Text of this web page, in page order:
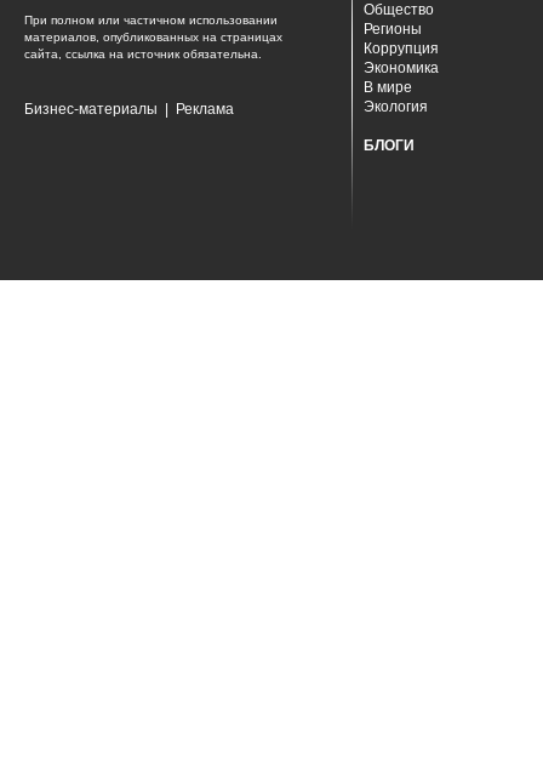
При полном или частичном использовании
материалов, опубликованных на страницах
сайта, ссылка на источник обязательна.
Бизнес-материалы Реклама
Общество
Регионы
Коррупция
Экономика
В мире
Экология
БЛОГИ